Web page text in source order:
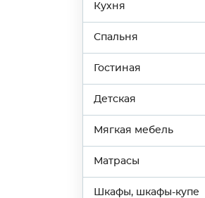
Кухня
Спальня
Гостиная
Детская
Мягкая мебель
Матрасы
Шкафы, шкафы-купе